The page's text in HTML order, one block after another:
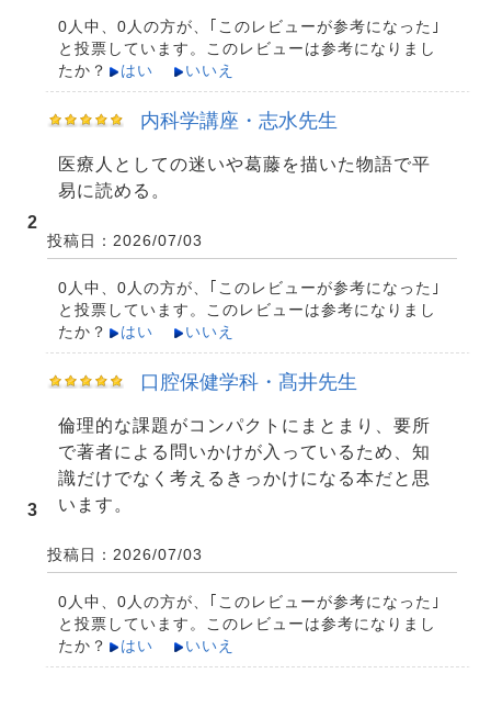
0人中、0人の方が、｢このレビューが参考になった｣
と投票しています。このレビューは参考になりまし
たか？
はい いいえ
2
内科学講座・志水先生
医療人としての迷いや葛藤を描いた物語で平
易に読める。
投稿日：2026/07/03
0人中、0人の方が、｢このレビューが参考になった｣
と投票しています。このレビューは参考になりまし
たか？
はい いいえ
3
口腔保健学科・髙井先生
倫理的な課題がコンパクトにまとまり、要所
で著者による問いかけが入っているため、知
識だけでなく考えるきっかけになる本だと思
います。
投稿日：2026/07/03
0人中、0人の方が、｢このレビューが参考になった｣
と投票しています。このレビューは参考になりまし
たか？
はい いいえ